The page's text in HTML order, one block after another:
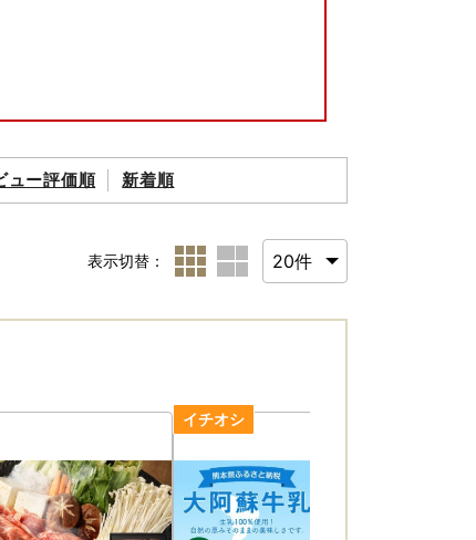
送）が発生した場合
「変更届け先までの
可能な場合もございますので、お早めにご
ュー評価順 新着順
表示切替：